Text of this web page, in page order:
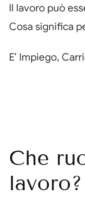
Il lavoro può
Cosa significa
E’ Impiego,
Che
lavoro?